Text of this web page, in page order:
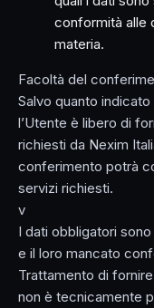
conformità alle
materia.
Facoltà del
Salvo quanto
l’Utente è libero di
richiesti da Nexim
conferimento potrà
servizi richiesti.
v
I dati obbligatori
e il loro mancato
Trattamento di
non è tecnicamente